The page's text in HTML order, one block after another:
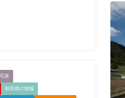
真
秋田県の情報